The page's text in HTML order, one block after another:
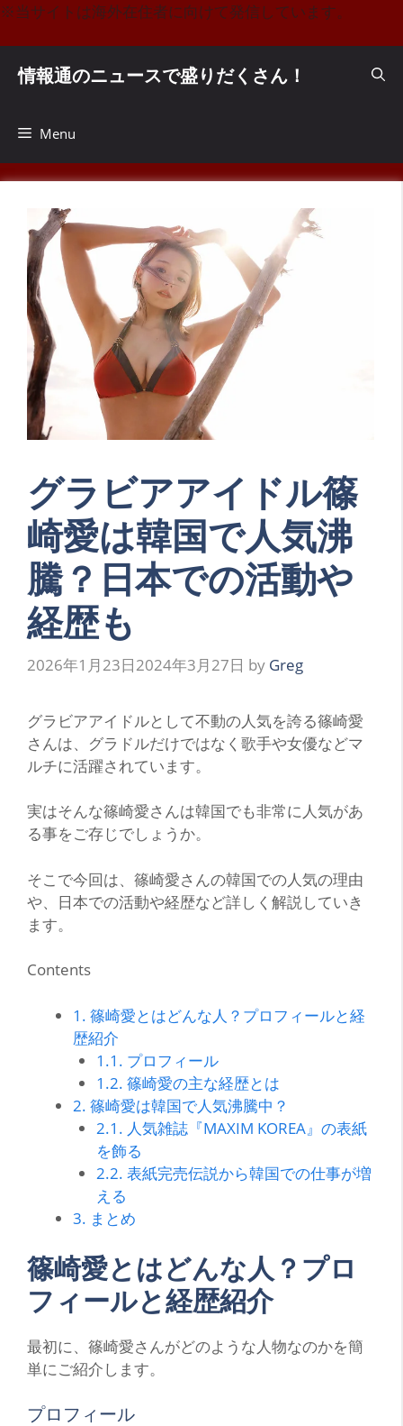
コ
キ
※当サイトは海外在住者に向けて発信しています。
情報通のニュースで盛りだくさん！
Menu
グラビアアイドル篠
崎愛は韓国で人気沸
騰？日本での活動や
経歴も
2026年1月23日2024年3月27日 by Greg
グラビアアイドルとして不動の人気を誇る篠崎愛
さんは、グラドルだけではなく歌手や女優などマ
ルチに活躍されています。
実はそんな篠崎愛さんは韓国でも非常に人気があ
る事をご存じでしょうか。
そこで今回は、篠崎愛さんの韓国での人気の理由
や、日本での活動や経歴など詳しく解説していき
ます。
Contents
1. 篠崎愛とはどんな人？プロフィールと経
歴紹介
1.1. プロフィール
1.2. 篠崎愛の主な経歴とは
2. 篠崎愛は韓国で人気沸騰中？
2.1. 人気雑誌『MAXIM KOREA』の表紙
を飾る
2.2. 表紙完売伝説から韓国での仕事が増
える
3. まとめ
篠崎愛とはどんな人？プロ
フィールと経歴紹介
最初に、篠崎愛さんがどのような人物なのかを簡
単にご紹介します。
プロフィール